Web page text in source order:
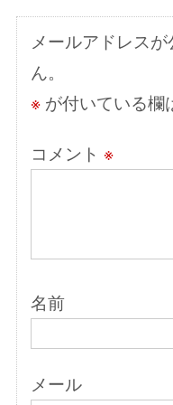
シ
ョ
ン
メールアドレス
ん。
※が付いている欄
コメント ※
名前
メール